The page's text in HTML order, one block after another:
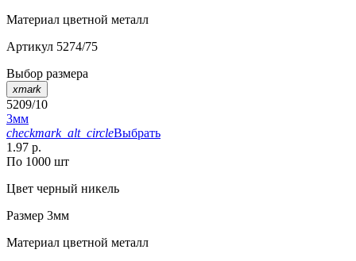
Материал цветной металл
Артикул 5274/75
Выбор размера
xmark
5209/10
3мм
checkmark_alt_circleВыбрать
1.97 р.
По 1000 шт
Цвет черный никель
Размер 3мм
Материал цветной металл